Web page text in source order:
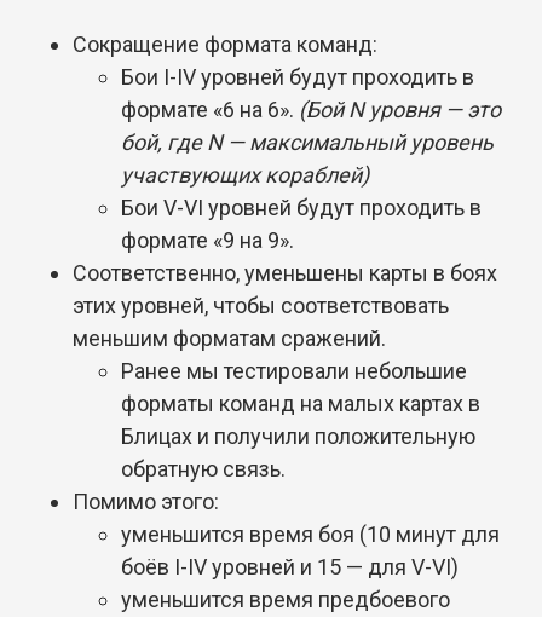
Сокращение формата команд:
Бои I-IV уровней будут проходить в
формате «6 на 6». (Бой N уровня — это
бой, где N — максимальный уровень
участвующих кораблей)
Бои V-VI уровней будут проходить в
формате «9 на 9».
Соответственно, уменьшены карты в боях
этих уровней, чтобы соответствовать
меньшим форматам сражений.
Ранее мы тестировали небольшие
форматы команд на малых картах в
Блицах и получили положительную
обратную связь.
Помимо этого:
уменьшится время боя (10 минут для
боёв I-IV уровней и 15 — для V-VI)
уменьшится время предбоевого